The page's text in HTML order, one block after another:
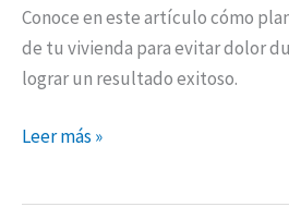
Conoce en este artículo cómo
de tu vivienda para evitar dolor
lograr un resultado exitoso.
Leer más »